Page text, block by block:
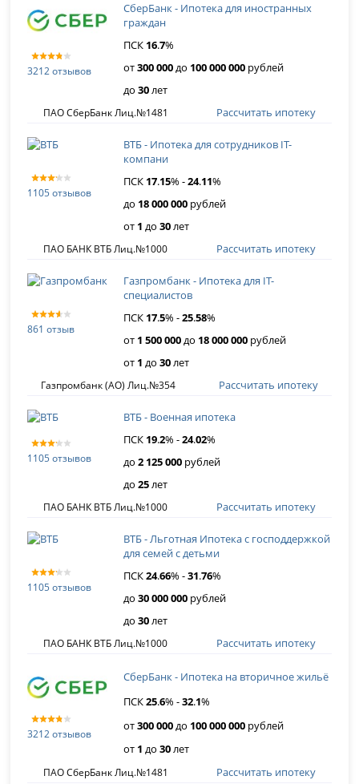
3212 отзывов
СберБанк - Ипотека для иностранных
граждан
ПСК 16.7%
от300 000до 100 000 000 рублей
до30лет
ПАО СберБанк Лиц.№1481 Рассчитать ипотеку
1105 отзывов
ВТБ - Ипотека для сотрудников IT-
компани
ПСК 17.15% -24.11%
до 18 000 000 рублей
от 1 до30лет
ПАО БАНК ВТБ Лиц.№1000 Рассчитать ипотеку
861 отзыв
Газпромбанк - Ипотека для IT-
специалистов
ПСК 17.5% -25.58%
от 1 500 000до 18 000 000 рублей
от 1 до30лет
Газпромбанк (АО) Лиц.№354 Рассчитать ипотеку
1105 отзывов
ВТБ - Военная ипотека
ПСК 19.2% -24.02%
до2 125 000 рублей
до25лет
ПАО БАНК ВТБ Лиц.№1000 Рассчитать ипотеку
1105 отзывов
ВТБ - Льготная Ипотека с господдержкой
для семей с детьми
ПСК24.66% -31.76%
до30 000 000 рублей
до30лет
ПАО БАНК ВТБ Лиц.№1000 Рассчитать ипотеку
3212 отзывов
СберБанк - Ипотека на вторичное жильё
ПСК25.6% -32.1%
от300 000до 100 000 000 рублей
от 1 до30лет
ПАО СберБанк Лиц.№1481 Рассчитать ипотеку